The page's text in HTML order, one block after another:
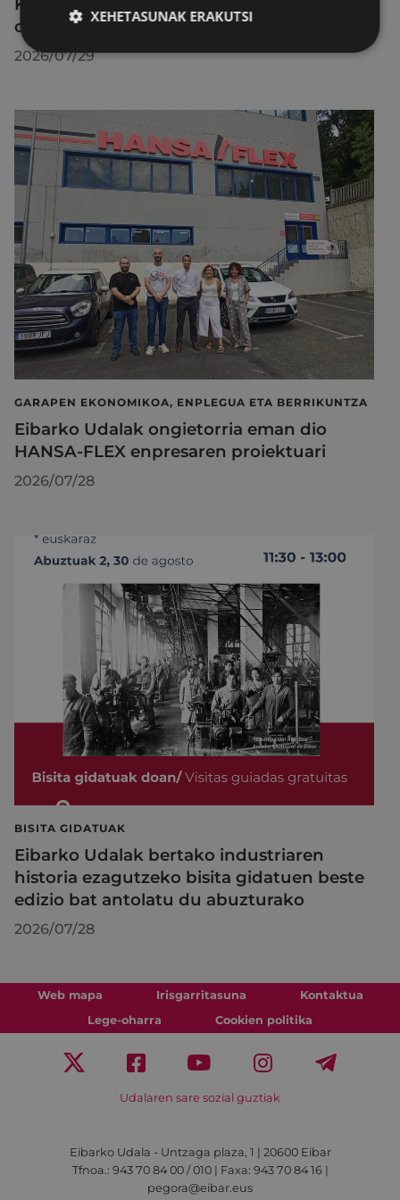
dira abuztuan, hobekuntza-lanak egiteko
2026/07/29
GARAPEN EKONOMIKOA, ENPLEGUA ETA BERRIKUNTZA
Eibarko Udalak ongietorria eman dio
HANSA-FLEX enpresaren proiektuari
2026/07/28
BISITA GIDATUAK
Eibarko Udalak bertako industriaren
historia ezagutzeko bisita gidatuen beste
edizio bat antolatu du abuzturako
2026/07/28
Web mapa Irisgarritasuna
Kontaktua
Lege-oharra
Cookien politika
Udalaren sare sozial guztiak
Eibarko Udala - Untzaga plaza, 1 | 20600 Eibar
Tfnoa.: 943 70 84 00 / 010 | Faxa: 943 70 84 16 |
pegora@eibar.eus
XEHETASUNAK ERAKUTSI